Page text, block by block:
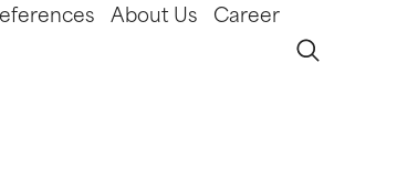
About Us Career